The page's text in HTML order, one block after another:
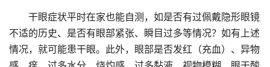
干眼症状平时在家也能自测，如是否有过佩戴隐形眼镜
不适的历史、是否有眼部紧张、瞬目过多等情况？如有上述
情况，就可能患干眼。此外，眼部是否发红（充血）、异物